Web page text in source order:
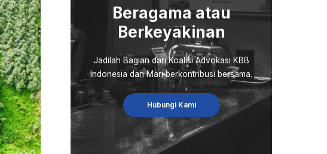
Beragama atau
Berkeyakinan
Jadilah Bagian dari Koalisi Advokasi KBB
Indonesia dan Mari berkontribusi bersama.
Hubungi Kami